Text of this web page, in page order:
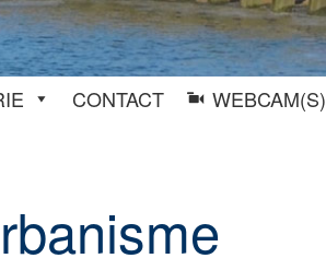
CONTACT WEBCAM(S)